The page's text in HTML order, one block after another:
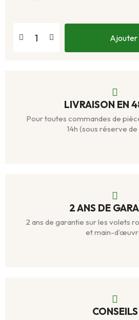
Ajouter
LIVRAISON EN
Pour toutes commandes de
14h (sous réserve
2 ANS DE
2 ans de garantie sur les volets
et main-
CONSEILS